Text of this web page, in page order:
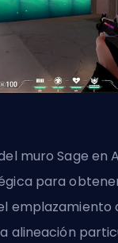
muro Sage en
para
emplazamiento
alineación